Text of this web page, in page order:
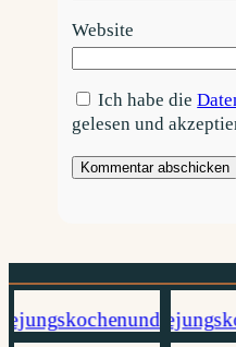
Website
Ich habe die
gelesen und